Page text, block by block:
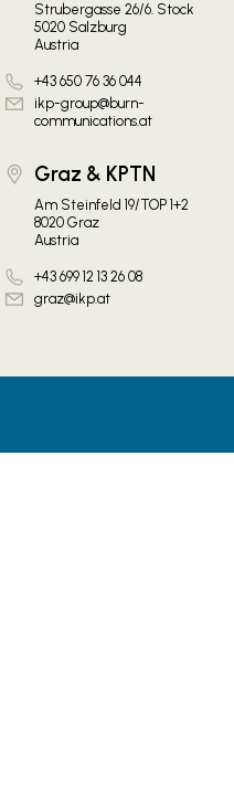
Strubergasse 26/6. Stock
5020 Salzburg
Austria
+43 650 76 36 044
ikp-group@burn-
communications.at
Graz & KPTN
Am Steinfeld 19/TOP 1+2
8020 Graz
Austria
+43 699 12 13 26 08
graz@ikp.at